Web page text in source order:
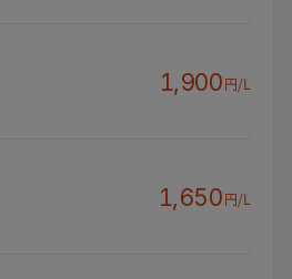
1,900円/L
1,650円/L